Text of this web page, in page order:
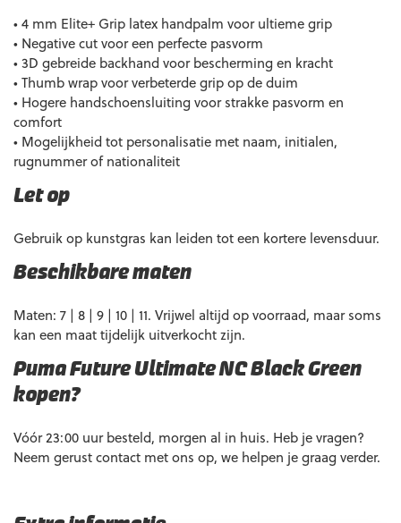
• 4 mm Elite+ Grip latex handpalm voor ultieme grip
• Negative cut voor een perfecte pasvorm
• 3D gebreide backhand voor bescherming en kracht
• Thumb wrap voor verbeterde grip op de duim
• Hogere handschoensluiting voor strakke pasvorm en
comfort
• Mogelijkheid tot personalisatie met naam, initialen,
rugnummer of nationaliteit
Let op
Gebruik op kunstgras kan leiden tot een kortere levensduur.
Beschikbare maten
Maten: 7 | 8 | 9 | 10 | 11. Vrijwel altijd op voorraad, maar soms
kan een maat tijdelijk uitverkocht zijn.
Puma Future Ultimate NC Black Green
kopen?
Vóór 23:00 uur besteld, morgen al in huis. Heb je vragen?
Neem gerust contact met ons op, we helpen je graag verder.